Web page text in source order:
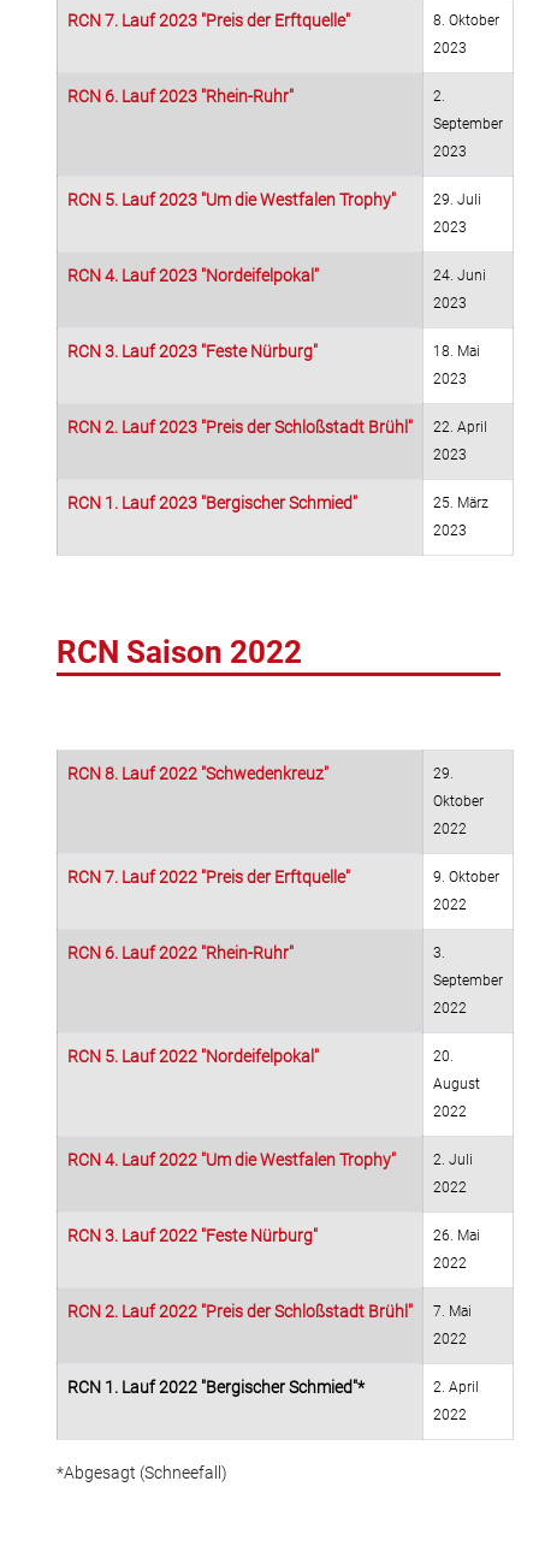
RCN 7. Lauf 2023 "Preis der Erftquelle"
8. Oktober
2023
RCN 6. Lauf 2023 "Rhein-Ruhr"
2.
September
2023
RCN 5. Lauf 2023 "Um die Westfalen Trophy"
29. Juli
2023
RCN 4. Lauf 2023 "Nordeifelpokal"
24. Juni
2023
RCN 3. Lauf 2023 "Feste Nürburg"
18. Mai
2023
RCN 2. Lauf 2023 "Preis der Schloßstadt Brühl"
22. April
2023
RCN 1. Lauf 2023 "Bergischer Schmied"
25. März
2023
RCN Saison 2022
RCN 8. Lauf 2022 "Schwedenkreuz"
29.
Oktober
2022
RCN 7. Lauf 2022 "Preis der Erftquelle"
9. Oktober
2022
RCN 6. Lauf 2022 "Rhein-Ruhr"
3.
September
2022
RCN 5. Lauf 2022 "Nordeifelpokal"
20.
August
2022
RCN 4. Lauf 2022 "Um die Westfalen Trophy"
2. Juli
2022
RCN 3. Lauf 2022 "Feste Nürburg"
26. Mai
2022
RCN 2. Lauf 2022 "Preis der Schloßstadt Brühl"
7. Mai
2022
RCN 1. Lauf 2022 "Bergischer Schmied"*
2. April
2022
*Abgesagt (Schneefall)